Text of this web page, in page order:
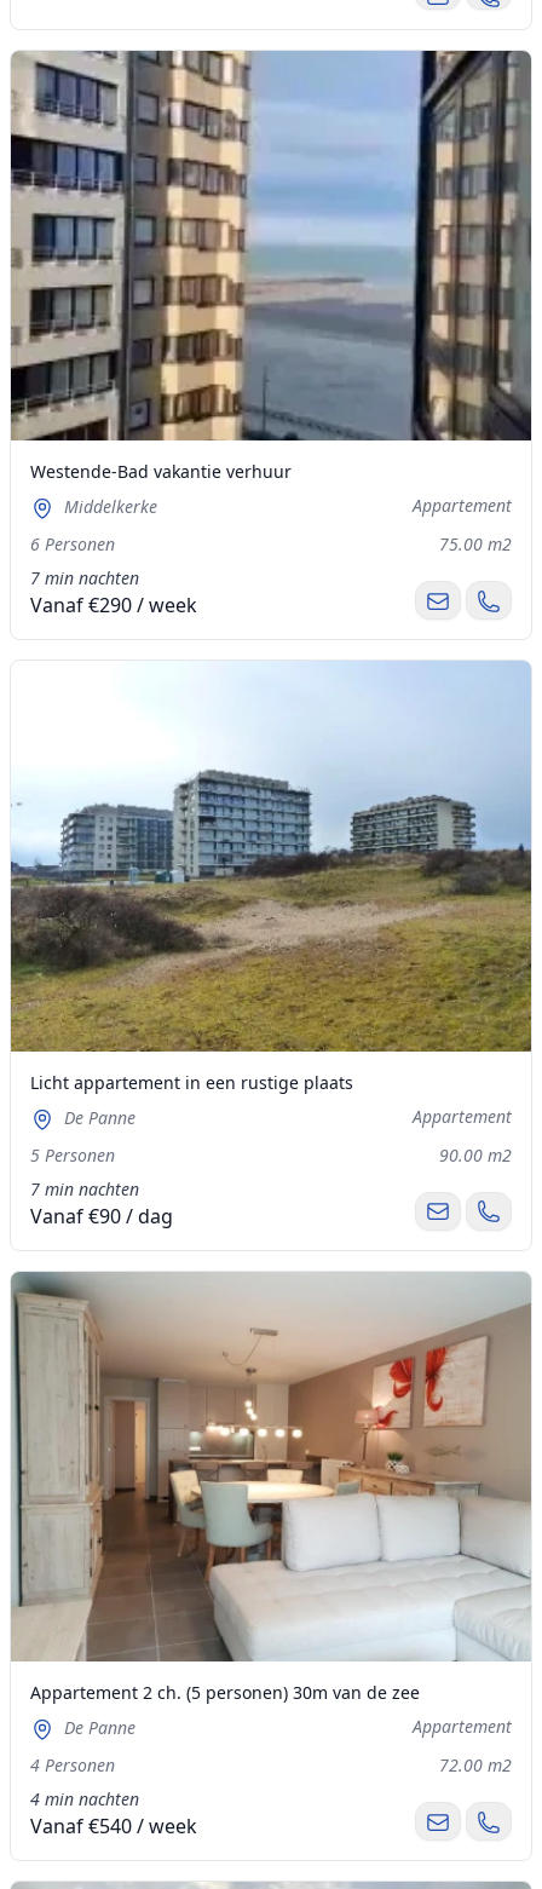
Westende-Bad vakantie verhuur
Middelkerke
Appartement
6 Personen
75.00 m2
7 min nachten
Vanaf €290 / week
Licht appartement in een rustige plaats
De Panne
Appartement
5 Personen
90.00 m2
7 min nachten
Vanaf €90 / dag
Appartement 2 ch. (5 personen) 30m van de zee
De Panne
Appartement
4 Personen
72.00 m2
4 min nachten
Vanaf €540 / week